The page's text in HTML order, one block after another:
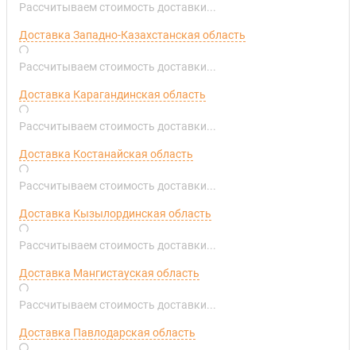
Рассчитываем стоимость доставки...
Доставка Западно-Казахстанская область
Рассчитываем стоимость доставки...
Доставка Карагандинская область
Рассчитываем стоимость доставки...
Доставка Костанайская область
Рассчитываем стоимость доставки...
Доставка Кызылординская область
Рассчитываем стоимость доставки...
Доставка Мангистауская область
Рассчитываем стоимость доставки...
Доставка Павлодарская область